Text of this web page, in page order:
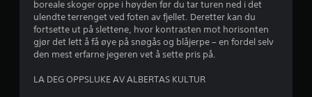
d
e
a
r
s
p
k
boreale skoger oppe i høyden før du tar turen ned i det
ulendte terrenget ved foten av fjellet. Deretter kan du
fortsette ut på slettene, hvor kontrasten mot horisonten
gjør det lett å få øye på snøgås og blåjerpe – en fordel selv
den mest erfarne jegeren vet å sette pris på.
LA DEG OPPSLUKE AV ALBERTAS KULTUR